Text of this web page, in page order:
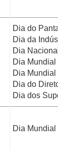
Dia do
Dia da
Dia
Dia
Dia
Dia do
Dia dos
Dia